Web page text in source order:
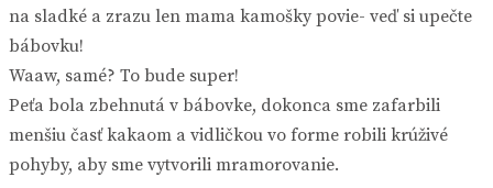
na sladké a zrazu len mama kamošky povie- veď si upečte
bábovku!
Waaw, samé? To bude super!
Peťa bola zbehnutá v bábovke, dokonca sme zafarbili
menšiu časť kakaom a vidličkou vo forme robili krúživé
pohyby, aby sme vytvorili mramorovanie.